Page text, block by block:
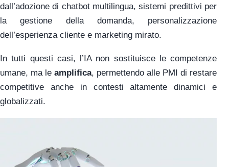
dall’adozione di chatbot multilingua, sistemi predittivi per
la gestione della domanda, personalizzazione
dell’esperienza cliente e marketing mirato.
In tutti questi casi, l’IA non sostituisce le competenze
umane, ma le amplifica, permettendo alle PMI di restare
competitive anche in contesti altamente dinamici e
globalizzati.